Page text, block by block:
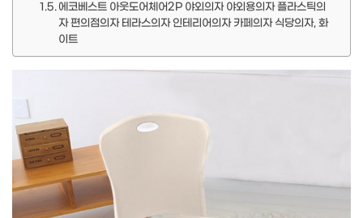
에코베스트 아웃도어체어2P 야외의자 야외용의자 플라스틱의
자 편의점의자 테라스의자 인테리어의자 카페의자 식당의자, 화
이트